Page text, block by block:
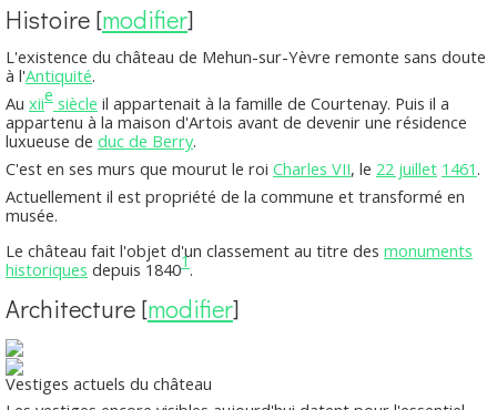
Histoire [modifier]
L'existence du château de Mehun-sur-Yèvre remonte sans doute
à l'Antiquité.
Au xiie siècle il appartenait à la famille de Courtenay. Puis il a
appartenu à la maison d'Artois avant de devenir une résidence
luxueuse de duc de Berry.
C'est en ses murs que mourut le roi Charles VII, le 22 juillet 1461.
Actuellement il est propriété de la commune et transformé en
musée.
Le château fait l'objet d'un classement au titre des monuments
historiques depuis 18401.
Architecture [modifier]
Vestiges actuels du château